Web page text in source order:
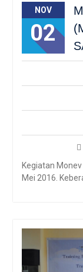
NOV
02
Kegiatan
Mei 2016.